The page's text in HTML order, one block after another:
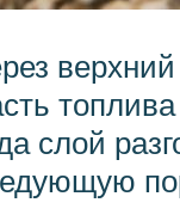
слой